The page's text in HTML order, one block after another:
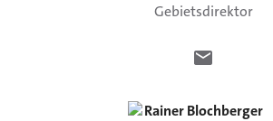
Gebietsdirektor
Rainer Blochberger